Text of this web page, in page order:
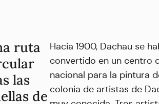
ruta
las
de
Hacia 1900, Dachau se
convertido en un centro
nacional para la pintura
colonia de artistas de